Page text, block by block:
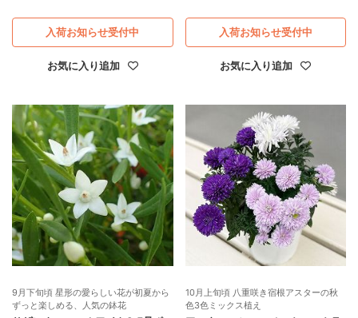
お気に入り追加
入荷お知らせ受付中
お気に入り追加
入荷お知らせ受付中
9月下旬頃 星形の愛らしい花が初夏から
ずっと楽しめる、人気の鉢花
10月上旬頃 八重咲き宿根アスターの秋
色3色ミックス植え